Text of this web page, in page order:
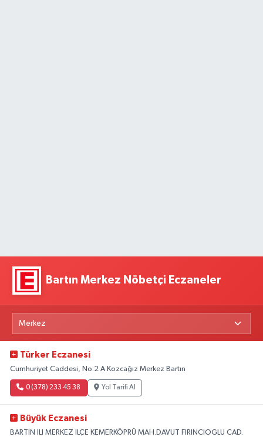
Bartın Merkez Nöbetçi Eczaneler
Türker Eczanesi
Cumhuriyet Caddesi, No:2 A Kozcağız Merkez Bartın
0 (378) 233 45 38 Yol Tarifi Al
Büyük Eczanesi
BARTIN ILI MERKEZ ILÇE KEMERKÖPRÜ MAH.DAVUT FIRINCIOGLU CAD.